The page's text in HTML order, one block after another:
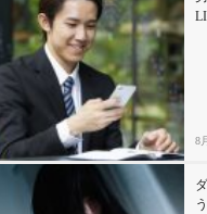
心の処方箋
カルチャー・トレンド・
驚き
8